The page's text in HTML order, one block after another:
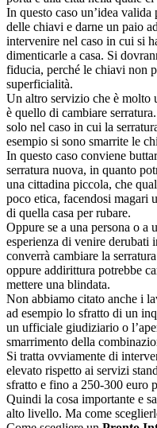
In questo caso un’idea
delle chiavi e darne un paio
intervenire nel caso in cui si
dimenticarle a casa. Si
fiducia, perché le chiavi non
superficialità.
Un altro servizio che è molto
è quello di cambiare
solo nel caso in cui la
esempio si sono smarrite le
In questo caso conviene
serratura nuova, in quanto
una cittadina piccola, che
poco etica, facendosi magari
di quella casa per rubare.
Oppure se a una persona o a
esperienza di venire derubati
converrà cambiare la
oppure addirittura potrebbe
mettere una blindata.
Non abbiamo citato anche i
ad esempio lo sfratto di un
un ufficiale giudiziario o
smarrimento della
Si tratta ovviamente di
elevato rispetto ai servizi
sfratto e fino a 250-300 euro
Quindi la cosa importante e
alto livello. Ma come